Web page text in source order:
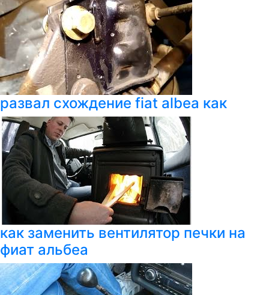
развал схождение fiat albea как
как заменить вентилятор печки на
фиат альбеа